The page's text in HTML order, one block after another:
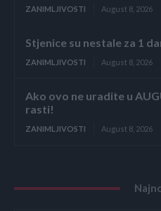
ZANIMLJIVOSTI August 8, 2026
Stjenice su nestale za 1
ZANIMLJIVOSTI August 8, 2026
Ako ovo ne uradite u
rasti!
ZANIMLJIVOSTI August 8, 2026